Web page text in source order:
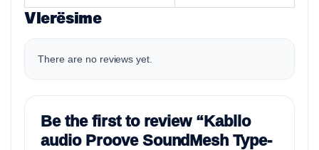
Vlerësime
There are no reviews yet.
Be the first to review “Kabllo
audio Proove SoundMesh Type-